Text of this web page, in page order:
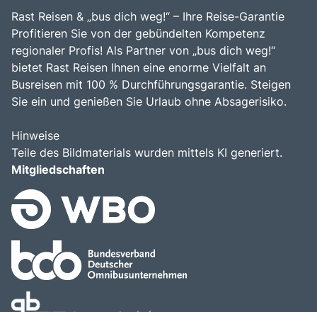
Rast Reisen & „bus dich weg!“ – Ihre Reise-Garantie
Profitieren Sie von der gebündelten Kompetenz
regionaler Profis! Als Partner von „bus dich weg!“
bietet Rast Reisen Ihnen eine enorme Vielfalt an
Busreisen mit 100 % Durchführungsgarantie. Steigen
Sie ein und genießen Sie Urlaub ohne Absagerisiko.
Hinweise
Teile des Bildmaterials wurden mittels KI generiert.
Mitgliedschaften